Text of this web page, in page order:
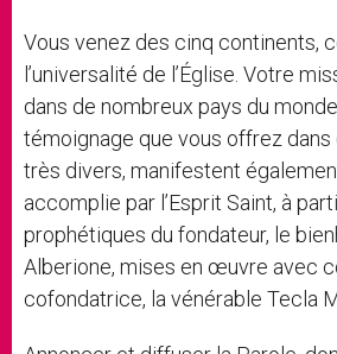
Vous venez des cinq continents,
l’universalité de l’Église. Votre
dans de nombreux pays du
témoignage que vous offrez
très divers, manifestent
accomplie par l’Esprit Saint, à
prophétiques du fondateur, le
Alberione, mises en œuvre avec
cofondatrice, la vénérable Tecla